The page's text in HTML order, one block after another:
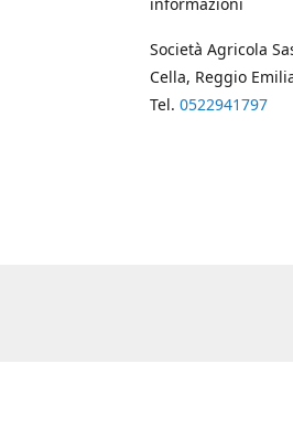
Società Agricola
Cella, Reggio
Tel. 0522941797